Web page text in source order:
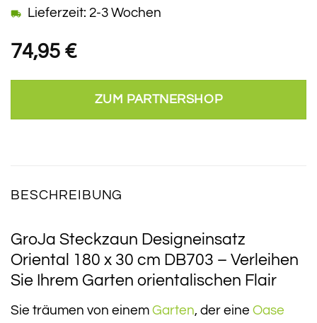
74,95 €
Lieferzeit: 2-3 Wochen
ZUM PARTNERSHOP
BESCHREIBUNG
GroJa Steckzaun Designeinsatz
Oriental 180 x 30 cm DB703 – Verleihen
Sie Ihrem Garten orientalischen Flair
Sie träumen von einem Garten, der eine Oase